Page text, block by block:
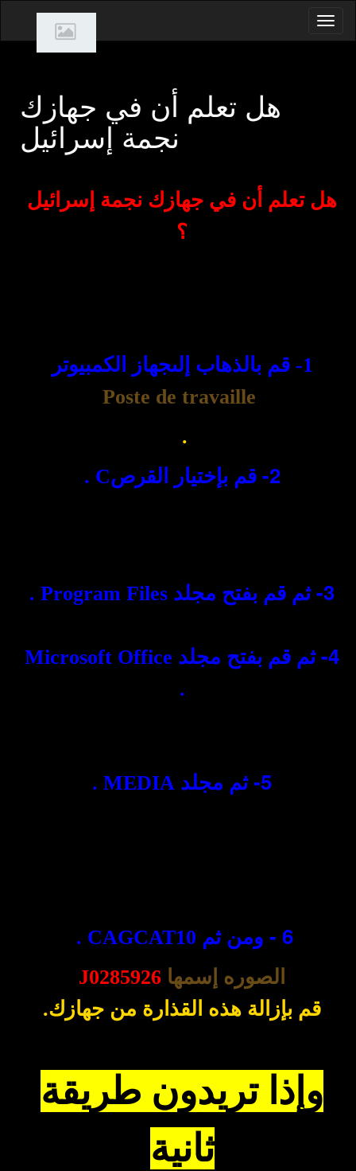
هل تعلم أن في جهازك
نجمة إسرائيل
هل تعلم أن في جهازك نجمة إسرائيل
؟
1-
قم بالذهاب إلىجهاز الكمبيوتر
Poste de travaille
.
2- قم بإختيار القرصC .
3- ثم قم بفتح مجلد Program Files .
4- ثم قم بفتح مجلد Microsoft Office
.
5- ثم مجلد MEDIA .
6 - ومن ثم
الصوره إسمها J0285926
قم بإزالة هذه القذارة من جهازك.
وإذا تريدون طريقة
ثانية